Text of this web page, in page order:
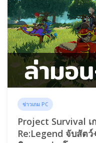
ข่าวเกม PC
Project Survival
Re:Legend จับสัต